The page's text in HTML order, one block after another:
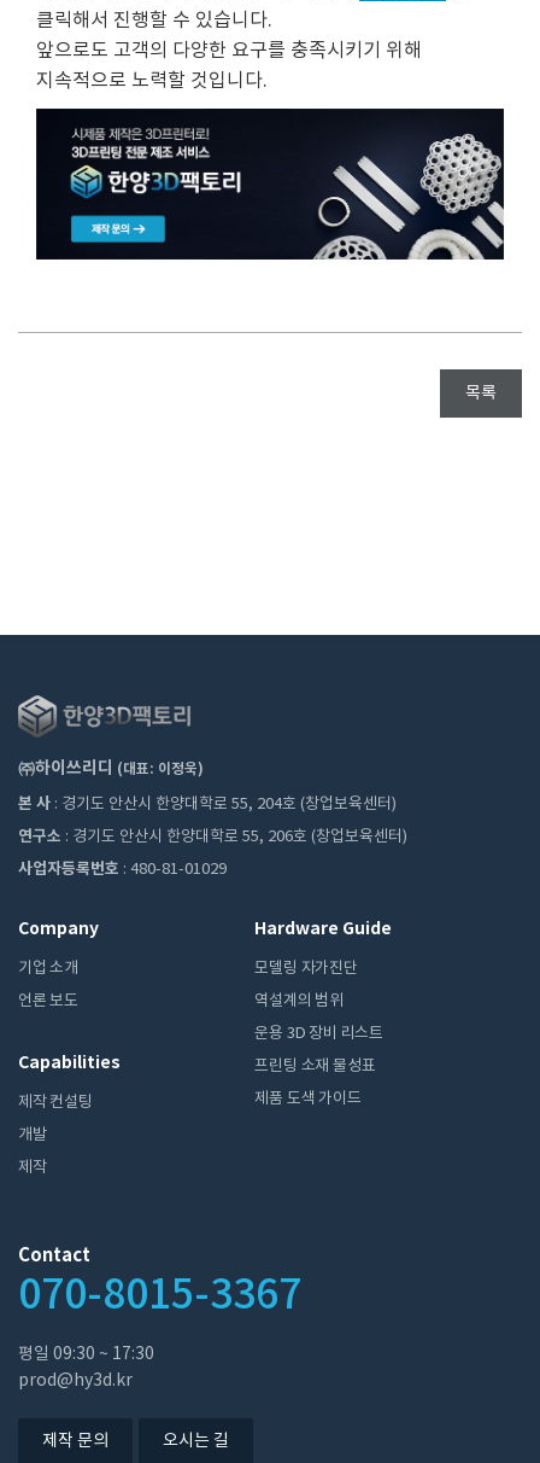
클릭해서 진행할 수 있습니다.
앞으로도 고객의 다양한 요구를 충족시키기 위해
지속적으로 노력할 것입니다.
목록
㈜하이쓰리디 (대표: 이정욱)
본 사 : 경기도 안산시 한양대학로 55, 204호 (창업보육센터)
연구소 : 경기도 안산시 한양대학로 55, 206호 (창업보육센터)
사업자등록번호 : 480-81-01029
Company
기업 소개
언론 보도
Capabilities
제작 컨설팅
개발
제작
Hardware Guide
모델링 자가진단
역설계의 범위
운용 3D 장비 리스트
프린팅 소재 물성표
제품 도색 가이드
Contact
070-8015-3367
평일 ​09:30 ~ 17:30
prod@hy3d.kr
제작 문의 오시는 길